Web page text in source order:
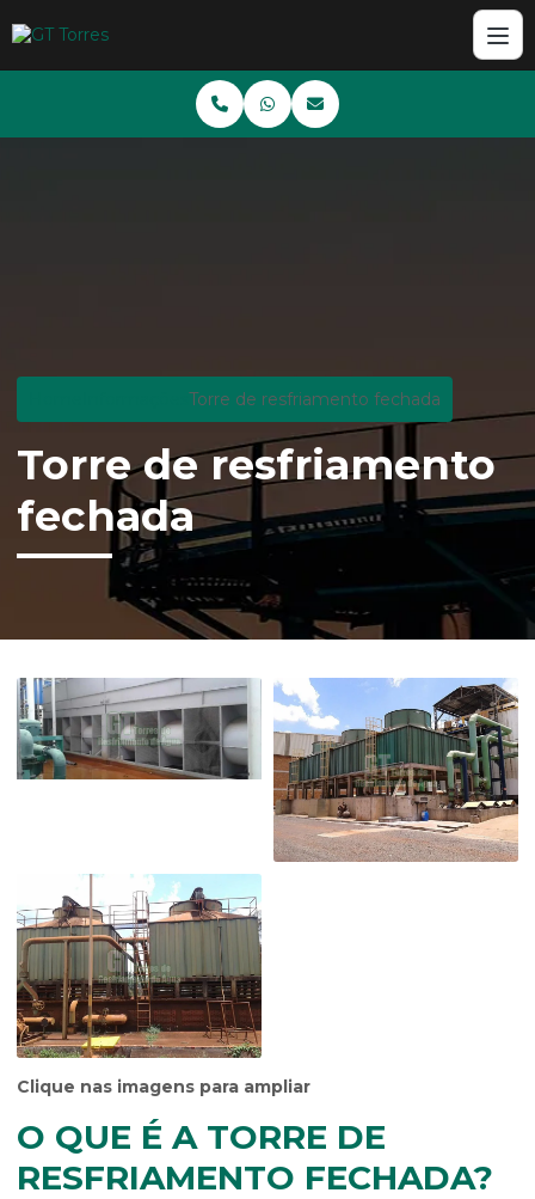
Torre de resfriamento fechada
Torre de resfriamento
fechada
Clique nas imagens para ampliar
O QUE É A TORRE DE
RESFRIAMENTO FECHADA?